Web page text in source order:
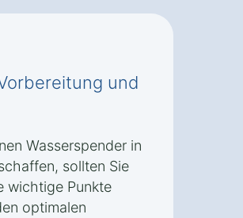
und
Wasserspender in
sollten Sie
wichtige Punkte
optimalen